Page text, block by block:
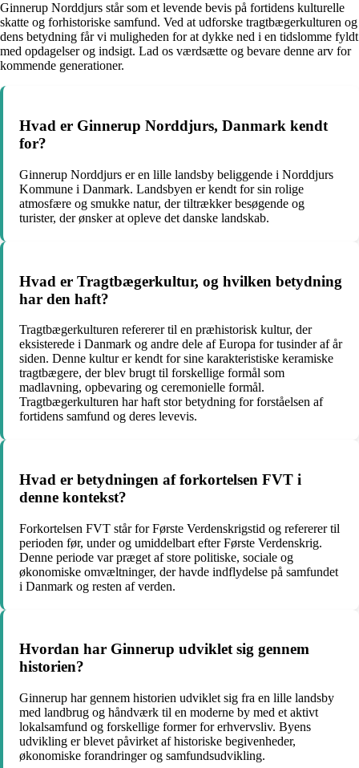
Ginnerup Norddjurs står som et levende bevis på fortidens kulturelle
skatte og forhistoriske samfund. Ved at udforske tragtbægerkulturen og
dens betydning får vi muligheden for at dykke ned i en tidslomme fyldt
med opdagelser og indsigt. Lad os værdsætte og bevare denne arv for
kommende generationer.
Hvad er Ginnerup Norddjurs, Danmark kendt
for?
Ginnerup Norddjurs er en lille landsby beliggende i Norddjurs
Kommune i Danmark. Landsbyen er kendt for sin rolige
atmosfære og smukke natur, der tiltrækker besøgende og
turister, der ønsker at opleve det danske landskab.
Hvad er Tragtbægerkultur, og hvilken betydning
har den haft?
Tragtbægerkulturen refererer til en præhistorisk kultur, der
eksisterede i Danmark og andre dele af Europa for tusinder af år
siden. Denne kultur er kendt for sine karakteristiske keramiske
tragtbægere, der blev brugt til forskellige formål som
madlavning, opbevaring og ceremonielle formål.
Tragtbægerkulturen har haft stor betydning for forståelsen af
fortidens samfund og deres levevis.
Hvad er betydningen af forkortelsen FVT i
denne kontekst?
Forkortelsen FVT står for Første Verdenskrigstid og refererer til
perioden før, under og umiddelbart efter Første Verdenskrig.
Denne periode var præget af store politiske, sociale og
økonomiske omvæltninger, der havde indflydelse på samfundet
i Danmark og resten af verden.
Hvordan har Ginnerup udviklet sig gennem
historien?
Ginnerup har gennem historien udviklet sig fra en lille landsby
med landbrug og håndværk til en moderne by med et aktivt
lokalsamfund og forskellige former for erhvervsliv. Byens
udvikling er blevet påvirket af historiske begivenheder,
økonomiske forandringer og samfundsudvikling.